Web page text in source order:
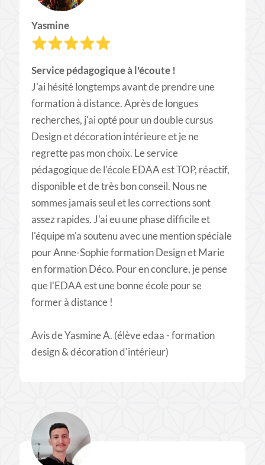
Yasmine
Service pédagogique à l'écoute !
​J'ai hésité longtemps avant de prendre une
formation à distance. Après de longues
recherches, j'ai opté pour un double cursus
Design et décoration intérieure et je ne
regrette pas mon choix. Le service
pédagogique de l’école EDAA est TOP, réactif,
disponible et de très bon conseil. Nous ne
sommes jamais seul et les corrections sont
assez rapides. J'ai eu une phase difficile et
l'équipe m'a soutenu avec une mention spéciale
pour Anne-Sophie formation Design et Marie
en formation Déco. Pour en conclure, je pense
que l'EDAA est une bonne école pour se
former à distance !
Avis de Yasmine A. (élève edaa - formation
design & décoration d'intérieur)